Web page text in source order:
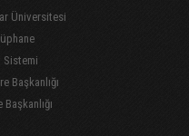
Üniversitesi
Sistemi
Başkanlığı